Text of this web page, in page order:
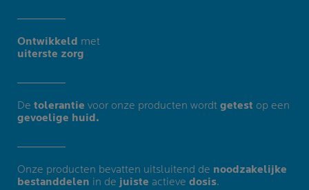
Ontwikkeld met
uiterste zorg​
De tolerantie voor onze producten wordt getest op een
gevoelige huid.
Onze producten bevatten uitsluitend de noodzakelijke
bestanddelen in de juiste actieve dosis.